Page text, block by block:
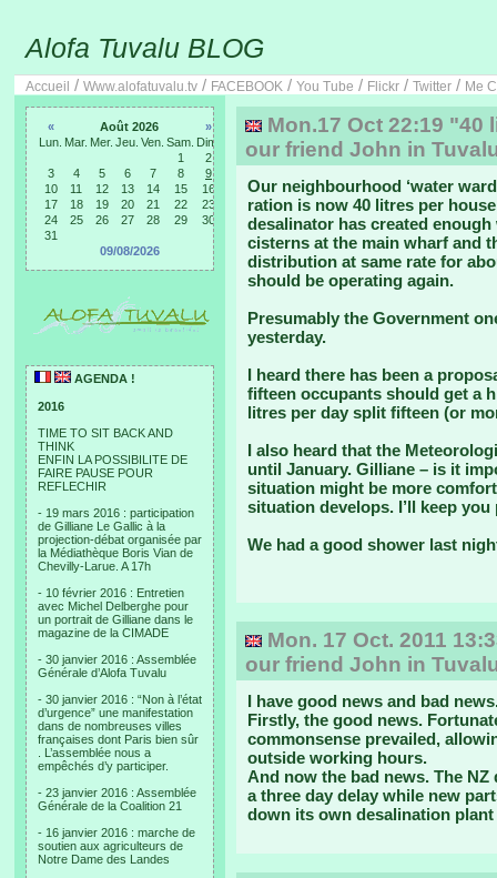
Alofa Tuvalu BLOG
Accueil / Www.alofatuvalu.tv / FACEBOOK / You Tube / Flickr / Twitter / Me
« Août 2026
»
Lun. Mar. Mer. Jeu. Ven. Sam. Dim.
1
2
3
4 5 6 7 8
9
10
11 12 13 14 15
16
17
18 19 20 21 22
23
24
25 26 27 28 29
30
31
09/08/2026
AGENDA !
2016
TIME TO SIT BACK AND
THINK
ENFIN LA POSSIBILITE DE
FAIRE PAUSE POUR
REFLECHIR
- 19 mars 2016 : participation
de Gilliane Le Gallic à la
projection-débat organisée par
la Médiathèque Boris Vian de
Chevilly-Larue. A 17h
- 10 février 2016 : Entretien
avec Michel Delberghe pour
un portrait de Gilliane dans le
magazine de la CIMADE
- 30 janvier 2016 : Assemblée
Générale d’Alofa Tuvalu
- 30 janvier 2016 : “Non à l’état
d’urgence” une manifestation
dans de nombreuses villes
françaises dont Paris bien sûr
. L’assemblée nous a
empêchés d’y participer.
- 23 janvier 2016 : Assemblée
Générale de la Coalition 21
- 16 janvier 2016 : marche de
soutien aux agriculteurs de
Notre Dame des Landes
Mon.17 Oct 22:19
our friend John in
Our neighbourhood ‘water
ration is now 40 litres per
desalinator has created
cisterns at the main wharf and
distribution at same rate for
should be operating again.
Presumably the Government
yesterday.
I heard there has been a
fifteen occupants should get a
litres per day split fifteen (or
I also heard that the
until January. Gilliane – is it
situation might be more
situation develops. I’ll keep you
We had a good shower last
Mon. 17 Oct. 2011
our friend John in
I have good news and bad
Firstly, the good news.
commonsense prevailed,
outside working hours.
And now the bad news. The
a three day delay while new
down its own desalination